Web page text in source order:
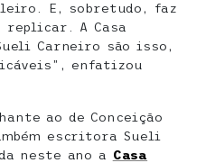
E, sobretudo, faz
replicar. A Casa
Carneiro são isso,
enfatizou
ao de Conceição
escritora Sueli
neste ano a Casa